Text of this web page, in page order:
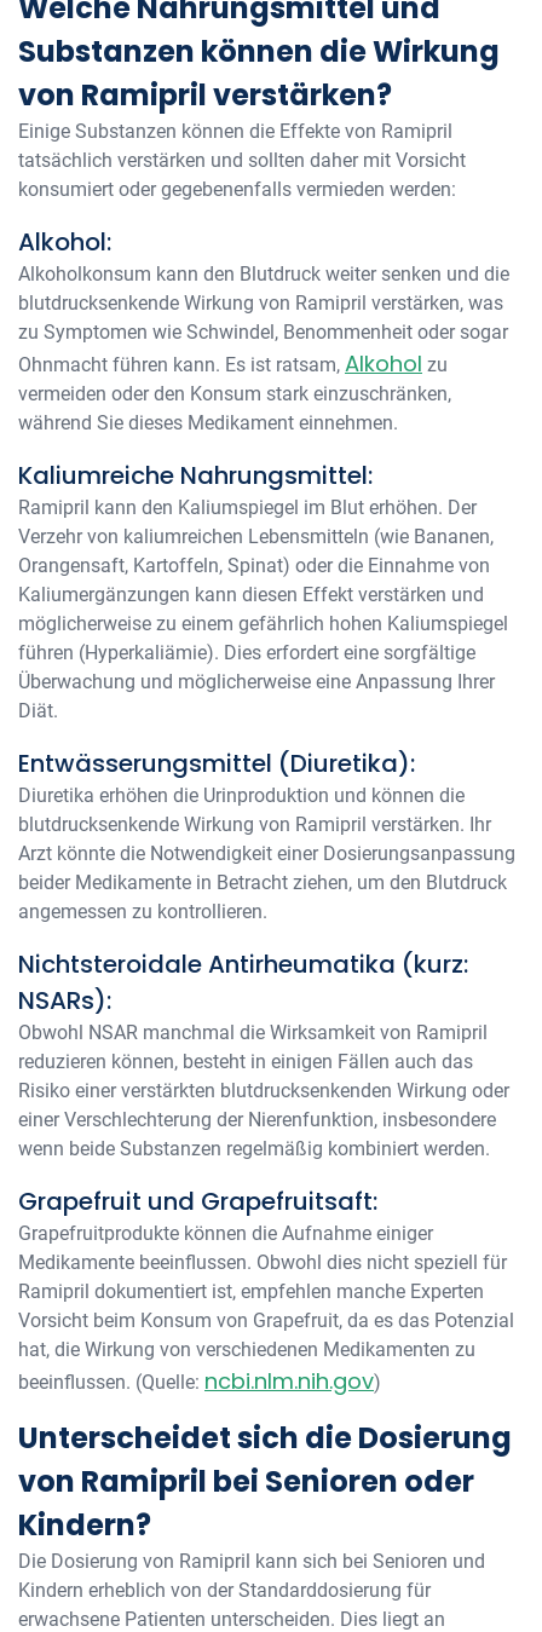
Substanzen können die Wirkung
von Ramipril verstärken?
Einige Substanzen können die Effekte von Ramipril
tatsächlich verstärken und sollten daher mit Vorsicht
konsumiert oder gegebenenfalls vermieden werden:
Alkohol:
Alkoholkonsum kann den Blutdruck weiter senken und die
blutdrucksenkende Wirkung von Ramipril verstärken, was
zu Symptomen wie Schwindel, Benommenheit oder sogar
Ohnmacht führen kann. Es ist ratsam, Alkohol zu
vermeiden oder den Konsum stark einzuschränken,
während Sie dieses Medikament einnehmen.
Kaliumreiche Nahrungsmittel:
Ramipril kann den Kaliumspiegel im Blut erhöhen. Der
Verzehr von kaliumreichen Lebensmitteln (wie Bananen,
Orangensaft, Kartoffeln, Spinat) oder die Einnahme von
Kaliumergänzungen kann diesen Effekt verstärken und
möglicherweise zu einem gefährlich hohen Kaliumspiegel
führen (Hyperkaliämie). Dies erfordert eine sorgfältige
Überwachung und möglicherweise eine Anpassung Ihrer
Diät.
Entwässerungsmittel (Diuretika):
Diuretika erhöhen die Urinproduktion und können die
blutdrucksenkende Wirkung von Ramipril verstärken. Ihr
Arzt könnte die Notwendigkeit einer Dosierungsanpassung
beider Medikamente in Betracht ziehen, um den Blutdruck
angemessen zu kontrollieren.
Nichtsteroidale Antirheumatika (kurz:
NSARs):
Obwohl NSAR manchmal die Wirksamkeit von Ramipril
reduzieren können, besteht in einigen Fällen auch das
Risiko einer verstärkten blutdrucksenkenden Wirkung oder
einer Verschlechterung der Nierenfunktion, insbesondere
wenn beide Substanzen regelmäßig kombiniert werden.
Grapefruit und Grapefruitsaft:
Grapefruitprodukte können die Aufnahme einiger
Medikamente beeinflussen. Obwohl dies nicht speziell für
Ramipril dokumentiert ist, empfehlen manche Experten
Vorsicht beim Konsum von Grapefruit, da es das Potenzial
hat, die Wirkung von verschiedenen Medikamenten zu
beeinflussen. (Quelle: ncbi.nlm.nih.gov)
Unterscheidet sich die Dosierung
von Ramipril bei Senioren oder
Kindern?
Die Dosierung von Ramipril kann sich bei Senioren und
Kindern erheblich von der Standarddosierung für
erwachsene Patienten unterscheiden. Dies liegt an